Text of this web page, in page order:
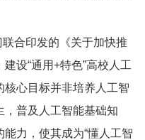
合印发的《关于加快推
设“通用+特色”高校人工
核心目标并非培养人工智
，普及人工智能基础知
力，使其成为“懂人工智